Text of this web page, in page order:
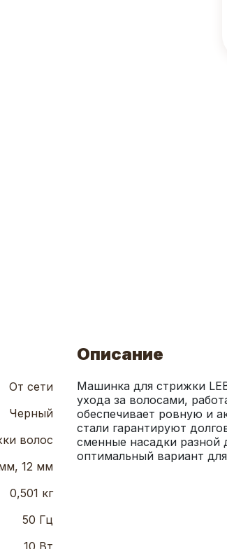
От сети
Черный
волос
12 мм
0,501 кг
50 Гц
Описание
Машинка для стрижки
ухода за волосами,
обеспечивает ровную и
стали гарантируют
сменные насадки разной
оптимальный вариант